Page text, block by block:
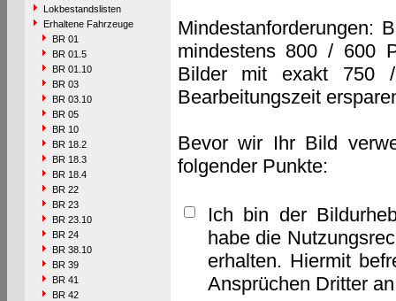
Lokbestandslisten
Erhaltene Fahrzeuge
BR 01
BR 01.5
BR 01.10
BR 03
BR 03.10
BR 05
BR 10
BR 18.2
BR 18.3
BR 18.4
BR 22
BR 23
BR 23.10
BR 24
BR 38.10
BR 39
BR 41
BR 42
Mindestanforderungen:
mindestens 800 / 600
Bilder mit exakt 750
Bearbeitungszeit
Bevor wir Ihr Bild
folgender Punkte:
Ich bin der
habe die
erhalten. Hiermit
Ansprüchen Dritter